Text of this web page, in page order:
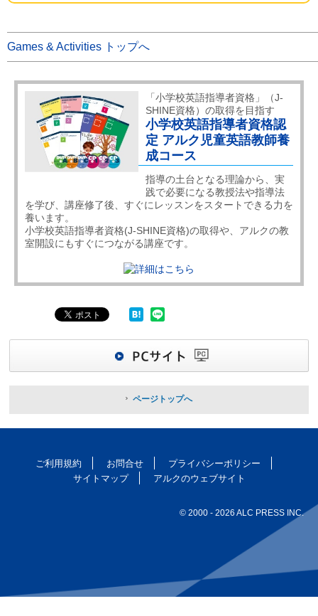
Games & Activities トップへ
「小学校英語指導者資格」（J-
SHINE資格）の取得を目指す
小学校英語指導者資格認
定 アルク児童英語教師養
成コース
指導の土台となる理論から、実
践で必要になる教授法や指導法
を学び、講座修了後、すぐにレッスンをスタートできる力を
養います。
小学校英語指導者資格(J-SHINE資格)の取得や、アルクの教
室開設にもすぐにつながる講座です。
ページトップへ
ご利用規約 お問合せ
プライバシーポリシー
サイトマップ
アルクのウェブサイト
© 2000 - 2026 ALC PRESS INC.